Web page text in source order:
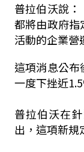
普拉伯沃說：
都將由政府
活動的企業營
這項消息公
一度下挫近
普拉伯沃在
出，這項新規